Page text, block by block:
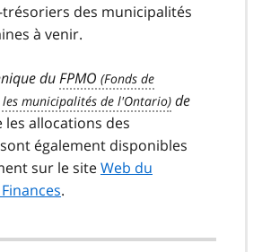
des municipalités
à venir.
duFPMO
de
les allocations des
également disponibles
sur le siteWeb du
.